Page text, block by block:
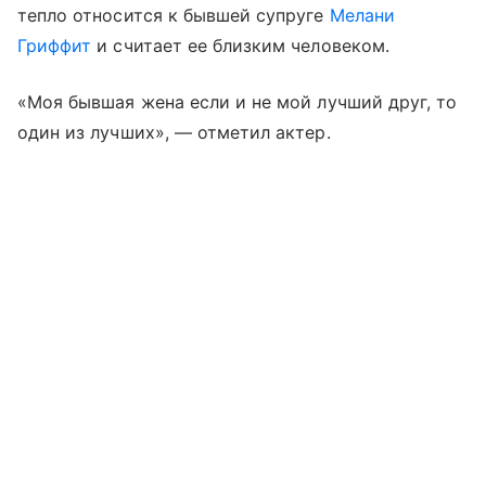
тепло относится к бывшей супруге Мелани
Гриффит и считает ее близким человеком.
«Моя бывшая жена если и не мой лучший друг, то
один из лучших», — отметил актер.